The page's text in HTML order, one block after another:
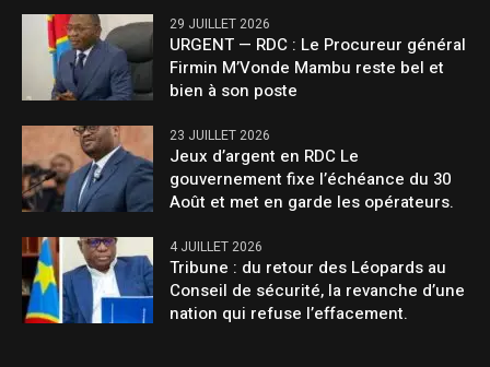
29 JUILLET 2026
URGENT — RDC : Le Procureur général
Firmin M’Vonde Mambu reste bel et
bien à son poste
23 JUILLET 2026
Jeux d’argent en RDC Le
gouvernement fixe l’échéance du 30
Août et met en garde les opérateurs.
4 JUILLET 2026
Tribune : du retour des Léopards au
Conseil de sécurité, la revanche d’une
nation qui refuse l’effacement.